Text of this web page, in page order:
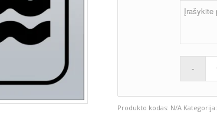
Produkto kodas: N/A Kategorija: